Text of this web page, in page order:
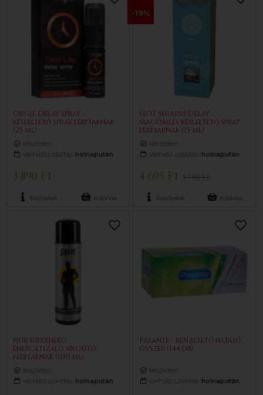
Orgie Delay Spray -
késleltető spray férfiaknak
(25 ml)
készleten
várható szállítás: holnapután
3 890 Ft
Részletek Kosárba
-19%
HOT Shiatsu Delay -
magömlés késleltető spray
férfiaknak (15 ml)
készleten
várható szállítás: holnapután
4 695 Ft5 790 Ft
Részletek Kosárba
pjur superhero -
energetizáló síkosító
férfiaknak (100 ml)
készleten
várható szállítás: holnapután
Pasante - késleltető hatású
óvszer (144 db)
készleten
várható szállítás: holnapután